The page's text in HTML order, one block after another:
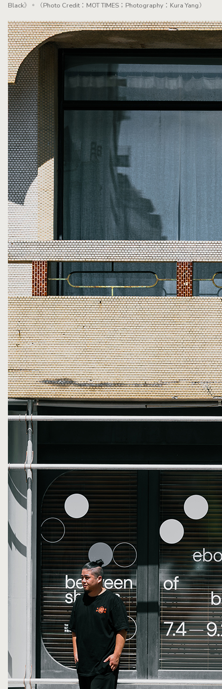
Black》。（Photo Credit：MOT TIMES；Photography：Kura Yang）